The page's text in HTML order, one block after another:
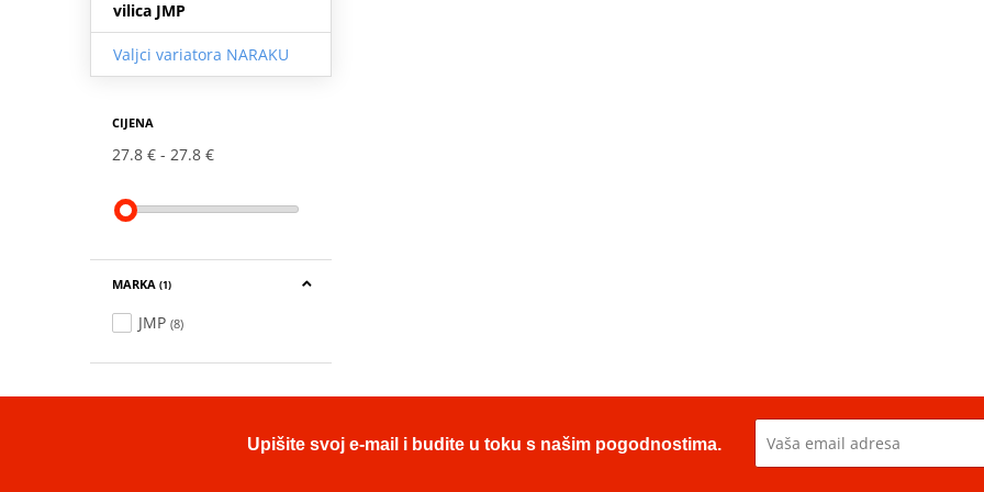
vilica JMP
Valjci variatora NARAKU
CIJENA
27.8 € 27.8 €
MARKA (1)
JMP (8)
Upišite svoj e-mail i budite u toku s našim pogodnostima.